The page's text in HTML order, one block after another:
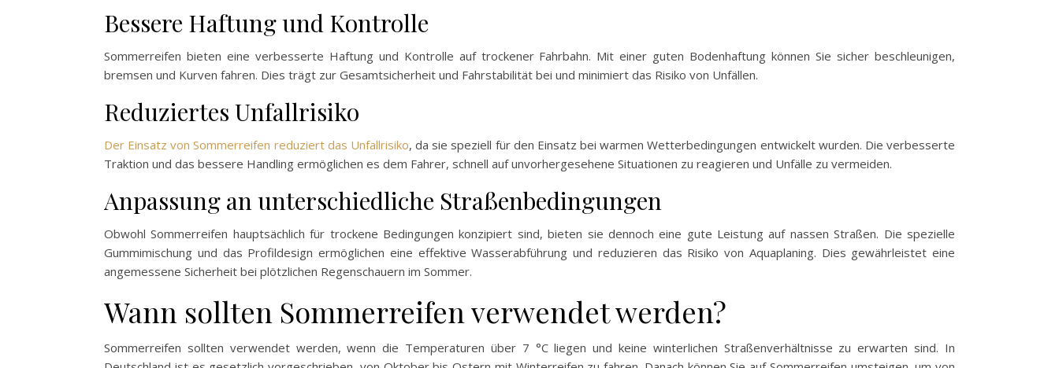
Bessere Haftung und Kontrolle
Sommerreifen bieten eine verbesserte Haftung und Kontrolle auf trockener Fahrbahn. Mit einer guten Bodenhaftung können Sie sicher beschleunigen,
bremsen und Kurven fahren. Dies trägt zur Gesamtsicherheit und Fahrstabilität bei und minimiert das Risiko von Unfällen.
Reduziertes Unfallrisiko
Der Einsatz von Sommerreifen reduziert das Unfallrisiko, da sie speziell für den Einsatz bei warmen Wetterbedingungen entwickelt wurden. Die verbesserte
Traktion und das bessere Handling ermöglichen es dem Fahrer, schnell auf unvorhergesehene Situationen zu reagieren und Unfälle zu vermeiden.
Anpassung an unterschiedliche Straßenbedingungen
Obwohl Sommerreifen hauptsächlich für trockene Bedingungen konzipiert sind, bieten sie dennoch eine gute Leistung auf nassen Straßen. Die spezielle
Gummimischung und das Profildesign ermöglichen eine effektive Wasserabführung und reduzieren das Risiko von Aquaplaning. Dies gewährleistet eine
angemessene Sicherheit bei plötzlichen Regenschauern im Sommer.
Wann sollten Sommerreifen verwendet werden?
Sommerreifen sollten verwendet werden, wenn die Temperaturen über 7 °C liegen und keine winterlichen Straßenverhältnisse zu erwarten sind. In